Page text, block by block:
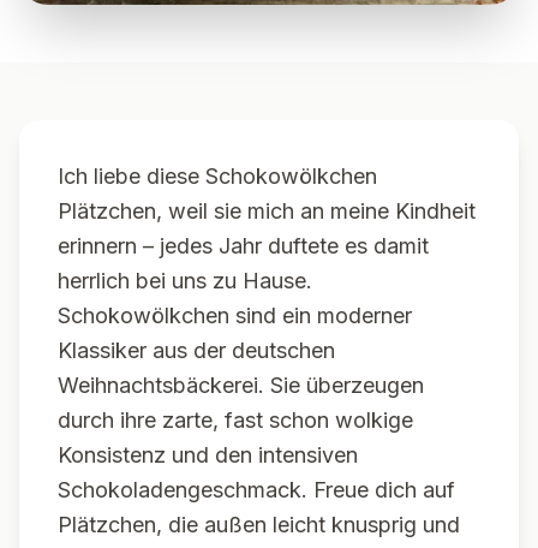
Ich liebe diese Schokowölkchen
Plätzchen, weil sie mich an meine Kindheit
erinnern – jedes Jahr duftete es damit
herrlich bei uns zu Hause.
Schokowölkchen sind ein moderner
Klassiker aus der deutschen
Weihnachtsbäckerei. Sie überzeugen
durch ihre zarte, fast schon wolkige
Konsistenz und den intensiven
Schokoladengeschmack. Freue dich auf
Plätzchen, die außen leicht knusprig und